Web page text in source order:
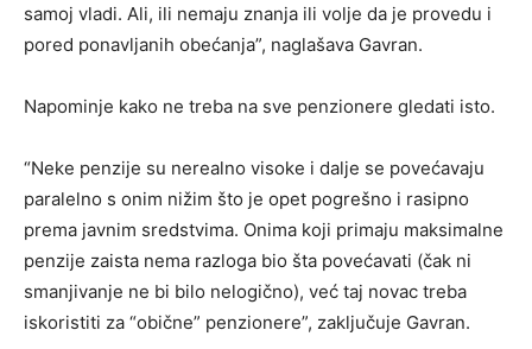
samoj vladi. Ali, ili nemaju znanja ili volje da je provedu i
pored ponavljanih obećanja”, naglašava Gavran.
Napominje kako ne treba na sve penzionere gledati isto.
“Neke penzije su nerealno visoke i dalje se povećavaju
paralelno s onim nižim što je opet pogrešno i rasipno
prema javnim sredstvima. Onima koji primaju maksimalne
penzije zaista nema razloga bio šta povećavati (čak ni
smanjivanje ne bi bilo nelogično), već taj novac treba
iskoristiti za “obične” penzionere”, zaključuje Gavran.